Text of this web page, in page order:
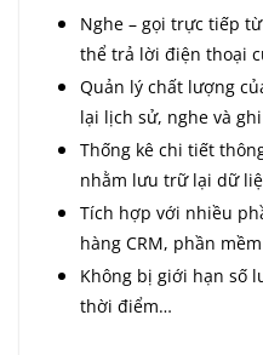
Nghe – gọi trực tiếp
thể trả lời điện thoại
Quản lý chất lượng
lại lịch sử, nghe và
Thống kê chi tiết
nhằm lưu trữ lại dữ
Tích hợp với nhiều
hàng CRM, phần
Không bị giới hạn số
thời điểm…